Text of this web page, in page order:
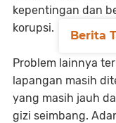
kepentingan dan
korupsi.
Problem lainnya
lapangan masih
yang masih jauh
gizi seimbang.
Berita